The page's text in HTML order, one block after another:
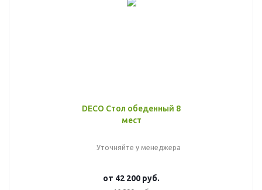
DECO Стол обеденный 8
мест
Уточняйте у менеджера
от 42 200 руб.